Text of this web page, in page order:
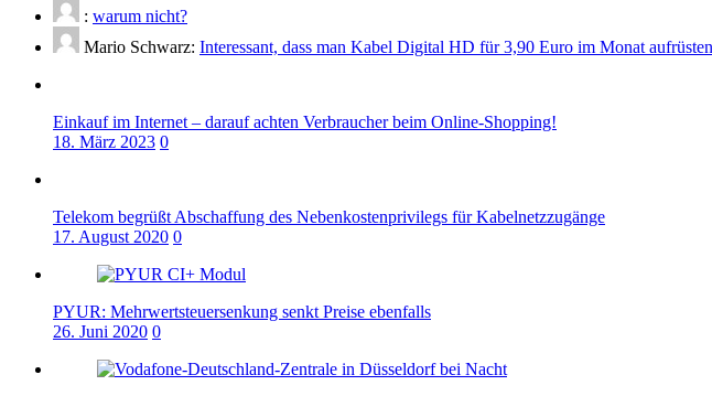
: warum nicht?
Mario Schwarz: Interessant, dass man Kabel Digital HD für 3,90 Euro im Monat
Einkauf im Internet – darauf achten Verbraucher beim Online-Shopping!
18. März 2023 0
Telekom begrüßt Abschaffung des Nebenkostenprivilegs für Kabelnetzzugänge
17. August 2020 0
PYUR: Mehrwertsteuersenkung senkt Preise ebenfalls
26. Juni 2020 0